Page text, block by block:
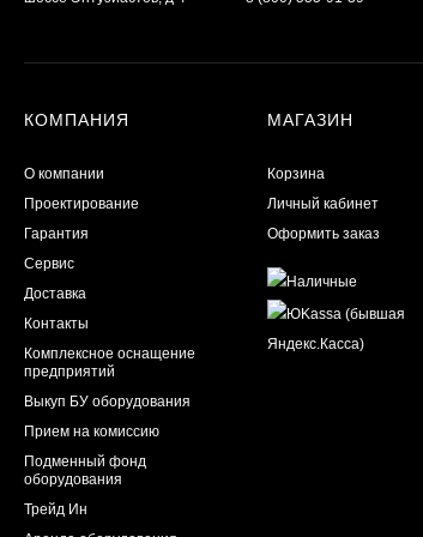
КОМПАНИЯ
О компании
Проектирование
Гарантия
Сервис
Доставка
Контакты
Комплексное оснащение
предприятий
Выкуп БУ оборудования
Прием на комиссию
Подменный фонд
оборудования
Трейд Ин
МАГАЗИН
Корзина
Личный кабинет
Оформить заказ